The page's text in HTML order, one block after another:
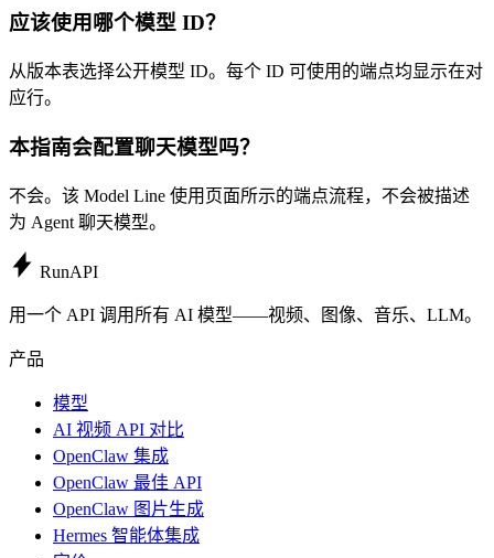
应该使用哪个模型 ID？
从版本表选择公开模型 ID。每个 ID 可使用的端点均显示在对
应行。
本指南会配置聊天模型吗？
不会。该 Model Line 使用页面所示的端点流程，不会被描述
为 Agent 聊天模型。
RunAPI
用一个 API 调用所有 AI 模型——视频、图像、音乐、LLM。
产品
模型
AI 视频 API 对比
OpenClaw 集成
OpenClaw 最佳 API
OpenClaw 图片生成
Hermes 智能体集成